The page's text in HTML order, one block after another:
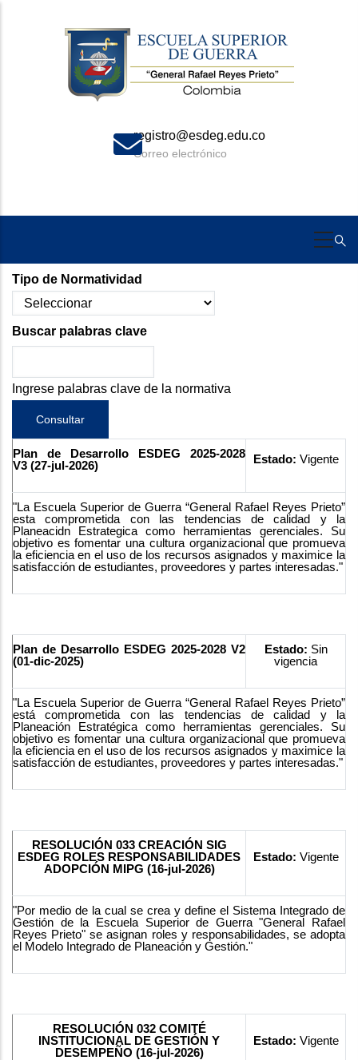
registro@esdeg.edu.co
Correo electrónico
Tipo de Normatividad
Buscar palabras clave
Ingrese palabras clave de la normativa
Plan de Desarrollo ESDEG 2025-2028
V3 (27-jul-2026)
Estado: Vigente
"La Escuela Superior de Guerra “General Rafael Reyes Prieto”
esta comprometida con las tendencias de calidad y la
Planeacidn Estrategica como herramientas gerenciales. Su
objetivo es fomentar una cultura organizacional que promueva
la eficiencia en el uso de los recursos asignados y maximice la
satisfacción de estudiantes, proveedores y partes interesadas."
Plan de Desarrollo ESDEG 2025-2028 V2
(01-dic-2025)
Estado: Sin
vigencia
"La Escuela Superior de Guerra “General Rafael Reyes Prieto”
está comprometida con las tendencias de calidad y la
Planeación Estratégica como herramientas gerenciales. Su
objetivo es fomentar una cultura organizacional que promueva
la eficiencia en el uso de los recursos asignados y maximice la
satisfacción de estudiantes, proveedores y partes interesadas."
RESOLUCIÓN 033 CREACIÓN SIG
ESDEG ROLES RESPONSABILIDADES
ADOPCIÓN MIPG (16-jul-2026)
Estado: Vigente
"Por medio de la cual se crea y define el Sistema Integrado de
Gestión de la Escuela Superior de Guerra "General Rafael
Reyes Prieto" se asignan roles y responsabilidades, se adopta
el Modelo Integrado de Planeación y Gestión."
RESOLUCIÓN 032 COMITÉ
INSTITUCIONAL DE GESTIÓN Y
DESEMPEÑO (16-jul-2026)
Estado: Vigente